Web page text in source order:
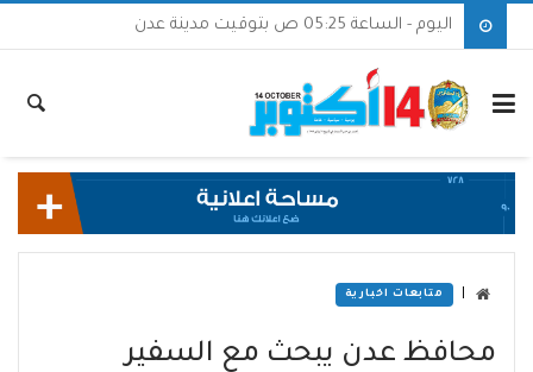
اليوم - الساعة 05:25 ص بتوقيت مدينة عدن
متابعات اخبارية
محافظ عدن يبحث مع السفير